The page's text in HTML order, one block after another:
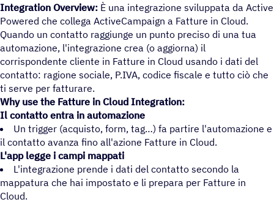
Integration Overview: È una integrazione sviluppata da Active
Powered che collega ActiveCampaign a Fatture in Cloud.
Quando un contatto raggiunge un punto preciso di una tua
automazione, l'integrazione crea (o aggiorna) il
corrispondente cliente in Fatture in Cloud usando i dati del
contatto: ragione sociale, P.IVA, codice fiscale e tutto ciò che
ti serve per fatturare.
Why use the Fatture in Cloud Integration:
Il contatto entra in automazione
Un trigger (acquisto, form, tag…) fa partire l'automazione e
il contatto avanza fino all'azione Fatture in Cloud.
L'app legge i campi mappati
L'integrazione prende i dati del contatto secondo la
mappatura che hai impostato e li prepara per Fatture in
Cloud.